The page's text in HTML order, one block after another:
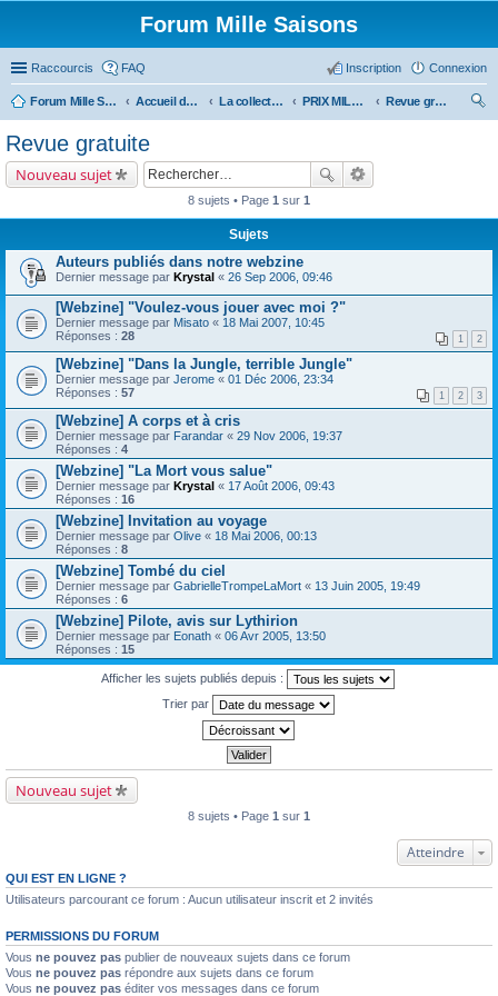
Forum Mille Saisons
Raccourcis FAQ Connexion
Inscription
Forum Mille Saisons Accueil du forum La collection Mille Saisons PRIX MILLE SAISONS (et anthologies Solstice)
Revue gratuite
Revue gratuite
Nouveau sujet
8 sujets • Page 1 sur 1
Sujets
Auteurs publiés dans notre webzine
Dernier message par Krystal « 26 Sep 2006, 09:46
[Webzine] "Voulez-vous jouer avec moi ?"
Dernier message par Misato « 18 Mai 2007, 10:45
Réponses : 28 1 2
[Webzine] "Dans la Jungle, terrible Jungle"
Dernier message par Jerome « 01 Déc 2006, 23:34
Réponses : 57 1 2 3
[Webzine] A corps et à cris
Dernier message par Farandar « 29 Nov 2006, 19:37
Réponses : 4
[Webzine] "La Mort vous salue"
Dernier message par Krystal « 17 Août 2006, 09:43
Réponses : 16
[Webzine] Invitation au voyage
Dernier message par Olive « 18 Mai 2006, 00:13
Réponses : 8
[Webzine] Tombé du ciel
Dernier message par GabrielleTrompeLaMort « 13 Juin 2005, 19:49
Réponses : 6
[Webzine] Pilote, avis sur Lythirion
Dernier message par Eonath « 06 Avr 2005, 13:50
Réponses : 15
Afficher les sujets publiés depuis :
Trier par
Nouveau sujet
8 sujets • Page 1 sur 1
Atteindre
QUI EST EN LIGNE ?
Utilisateurs parcourant ce forum : Aucun utilisateur inscrit et 2 invités
PERMISSIONS DU FORUM
Vous ne pouvez pas publier de nouveaux sujets dans ce forum
Vous ne pouvez pas répondre aux sujets dans ce forum
Vous ne pouvez pas éditer vos messages dans ce forum